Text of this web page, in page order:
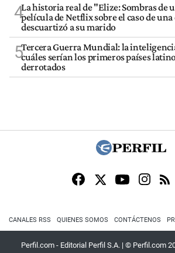
4La historia real de "Elize: Sombras de
película de Netflix sobre el caso de una
descuartizó a su marido
5Tercera Guerra Mundial: la
cuáles serían los primeros países
derrotados
CANALES RSS QUIENES SOMOS CONTÁCTENOS
Perfil.com - Editorial Perfil S.A. | © Perfil.com